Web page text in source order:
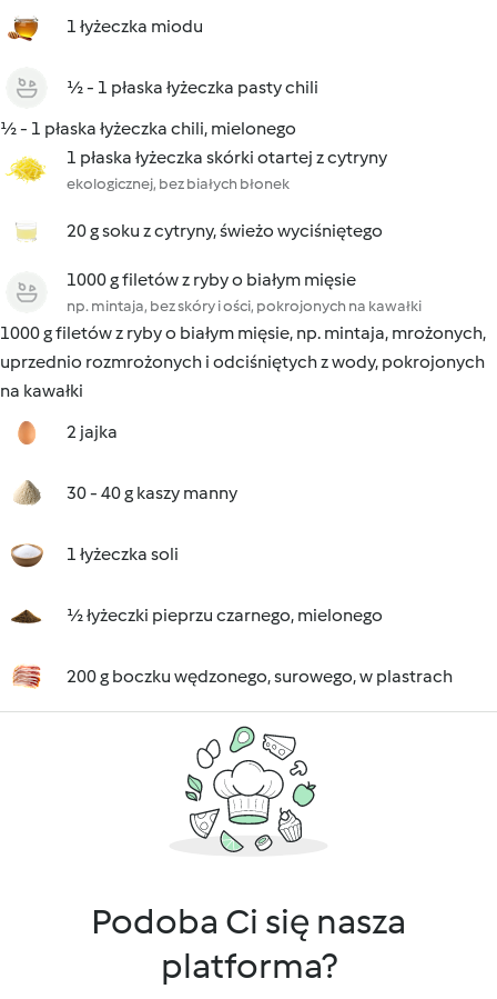
1 łyżeczka miodu
½ - 1 płaska łyżeczka pasty chili
½ - 1 płaska łyżeczka chili, mielonego
1 płaska łyżeczka skórki otartej z cytryny
ekologicznej, bez białych błonek
20 g soku z cytryny, świeżo wyciśniętego
1000 g filetów z ryby o białym mięsie
np. mintaja, bez skóry i ości, pokrojonych na kawałki
1000 g filetów z ryby o białym mięsie, np. mintaja, mrożonych,
uprzednio rozmrożonych i odciśniętych z wody, pokrojonych
na kawałki
2 jajka
30 - 40 g kaszy manny
1 łyżeczka soli
½ łyżeczki pieprzu czarnego, mielonego
200 g boczku wędzonego, surowego, w plastrach
Podoba Ci się nasza
platforma?